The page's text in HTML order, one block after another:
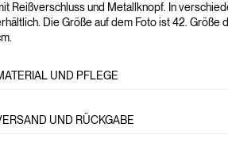
Reißverschluss und Metallknopf. In
Die Größe auf dem Foto ist 42. Größe
UND PFLEGE
UND RÜCKGABE